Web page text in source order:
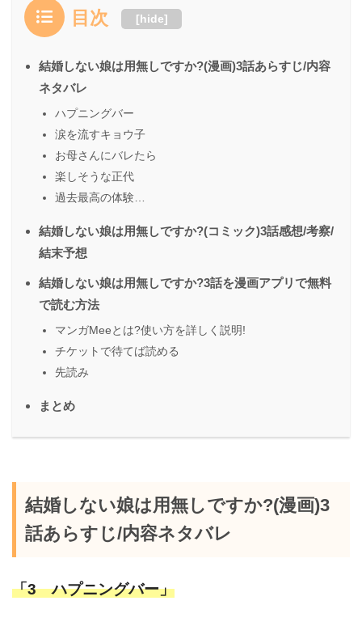
目次 [hide]
結婚しない娘は用無しですか?(漫画)3話あらすじ/内容
ネタバレ
ハプニングバー
涙を流すキョウ子
お母さんにバレたら
楽しそうな正代
過去最高の体験…
結婚しない娘は用無しですか?(コミック)3話感想/考察/
結末予想
結婚しない娘は用無しですか?3話を漫画アプリで無料
で読む方法
マンガMeeとは?使い方を詳しく説明!
チケットで待てば読める
先読み
まとめ
結婚しない娘は用無しですか?(漫画)3
話あらすじ/内容ネタバレ
「3 ハプニングバー」